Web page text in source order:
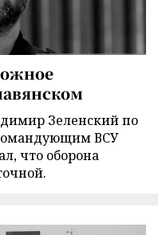
Зеленский по
ВСУ
что оборона